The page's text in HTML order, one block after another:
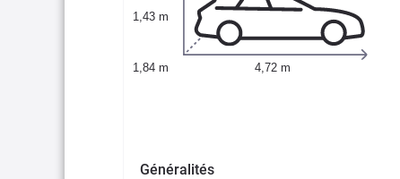
1,43 m
1,84 m 4,72 m
Généralités